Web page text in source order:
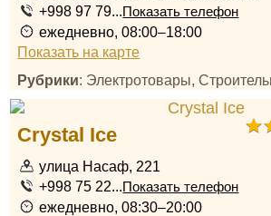
+998 97 79...Показать телефон
ежедневно, 08:00–18:00
Показать на карте
Рубрики: Электротовары,
Crystal Ice
улица Насаф, 221
+998 75 22...Показать телефон
ежедневно, 08:30–20:00